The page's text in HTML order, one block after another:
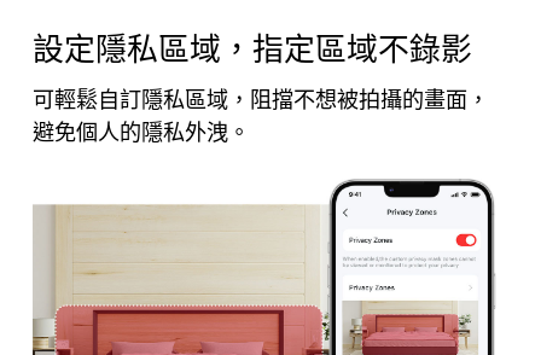
設定隱私區域，指定區域不錄影
可輕鬆自訂隱私區域，阻擋不想被拍攝的畫面，
避免個人的隱私外洩。